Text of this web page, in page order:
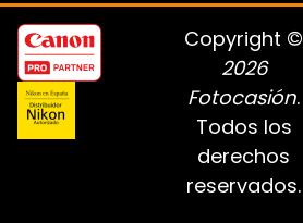
Copyright ©
2026
Fotocasión.
Todos los
derechos
reservados.